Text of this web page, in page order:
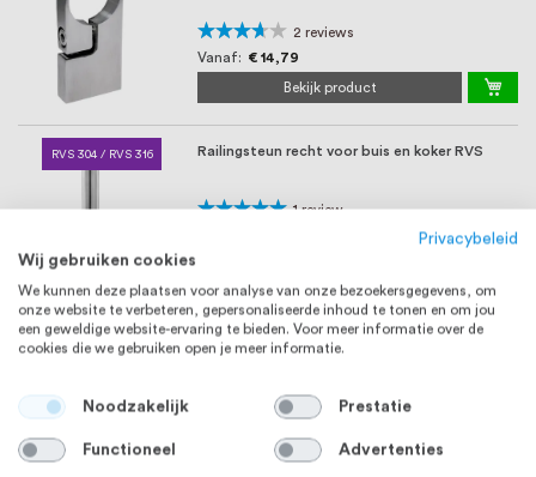
Waardering:
70%
2 reviews
Vanaf
€ 14,79
Bekijk product
RVS 304 / RVS 316 Railingsteun recht voor buis en koker RVS
Waardering: 1review
RVS 304 Laskap Bol, Geslepen, RVS
€ 4,19
Bekijk product
Privacybeleid
Wij gebruiken cookies
We kunnen deze plaatsen voor analyse van onze bezoekersgegevens, om
onze website te verbeteren, gepersonaliseerde inhoud te tonen en om jou
een geweldige website-ervaring te bieden. Voor meer informatie over de
cookies die we gebruiken open je meer informatie.
Noodzakelijk Prestatie
Functioneel Advertenties